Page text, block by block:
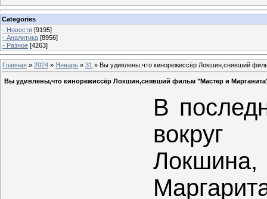
Categories
- Новости [9195]
- Аналитика [8956]
- Разное [4263]
Главная » 2024 » Январь » 31 » Вы удивлены,что кинорежиссёр Локшин,снявший
Вы удивлены,что кинорежиссёр Локшин,снявший фильм "Мастер и
В
вокруг